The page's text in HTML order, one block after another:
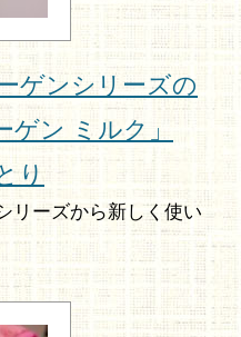
ゲンシリーズの
ン ミルク」
り
リーズから新しく使い